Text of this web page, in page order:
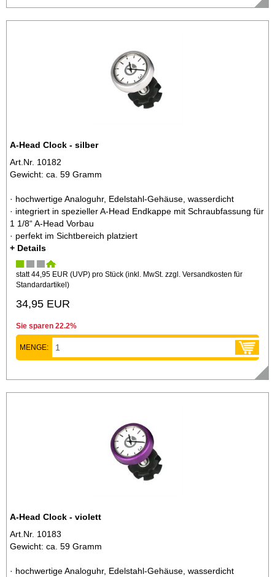
A-Head Clock - silber
Art.Nr. 10182
Gewicht: ca. 59 Gramm
· hochwertige Analoguhr, Edelstahl-Gehäuse, wasserdicht
· integriert in spezieller A-Head Endkappe mit Schraubfassung für
1 1/8“ A-Head Vorbau
· perfekt im Sichtbereich platziert
+ Details
statt44,95 EUR (UVP) pro Stück (inkl. MwSt. zzgl. Versandkosten für
Standardartikel)
34,95 EUR
Sie sparen 22.2%
MENGE:
A-Head Clock - violett
Art.Nr. 10183
Gewicht: ca. 59 Gramm
· hochwertige Analoguhr, Edelstahl-Gehäuse, wasserdicht